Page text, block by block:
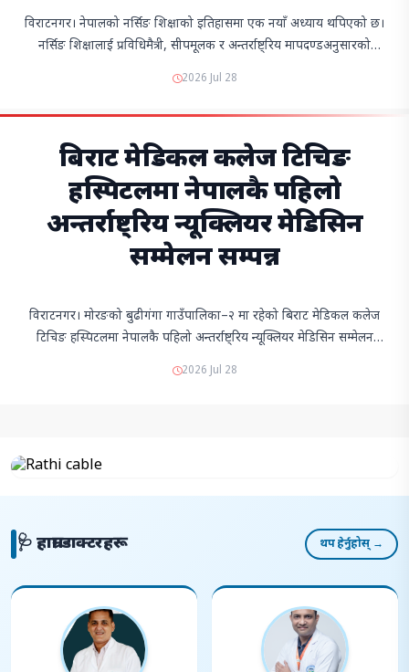
विराटनगर। नेपालको नर्सिङ शिक्षाको इतिहासमा एक नयाँ अध्याय थपिएको छ।
नर्सिङ शिक्षालाई प्रविधिमैत्री, सीपमूलक र अन्तर्राष्ट्रिय मापदण्डअनुसारको
बनाउने लक्ष्यका साथ बिराट मेडिकल कलेज टिचिङ हस्पिटलले नेपालमै
2026 Jul 28
बिराट मेडिकल कलेज टिचिङ
हस्पिटलमा नेपालकै पहिलो
अन्तर्राष्ट्रिय न्यूक्लियर मेडिसिन
सम्मेलन सम्पन्न
विराटनगर। मोरङको बुढीगंगा गाउँपालिका–२ मा रहेको बिराट मेडिकल कलेज
टिचिङ हस्पिटलमा नेपालकै पहिलो अन्तर्राष्ट्रिय न्यूक्लियर मेडिसिन सम्मेलन
सम्पन्न भएको छ।हस्पिटलको न्यूक्लियर मेडिसिन तथा मोलिक्युलर इम…
2026 Jul 28
🩺 हाम्रा डाक्टरहरू थप हेर्नुहोस् →